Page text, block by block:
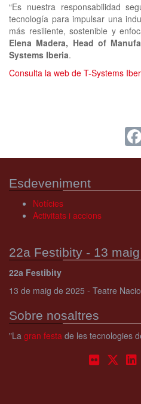
“Es nuestra responsabilidad
tecnología para impulsar una
más resiliente, sostenible y
Elena Madera, Head of
Systems Iberia.
Consulta la web de T-Systems
Esdeveniment
Notícies
Activitats i accions
22a Festibity - 13
22a Festibity
13 de maig de 2025 - Teatre
Sobre nosaltres
"La gran festa de les tecnologies